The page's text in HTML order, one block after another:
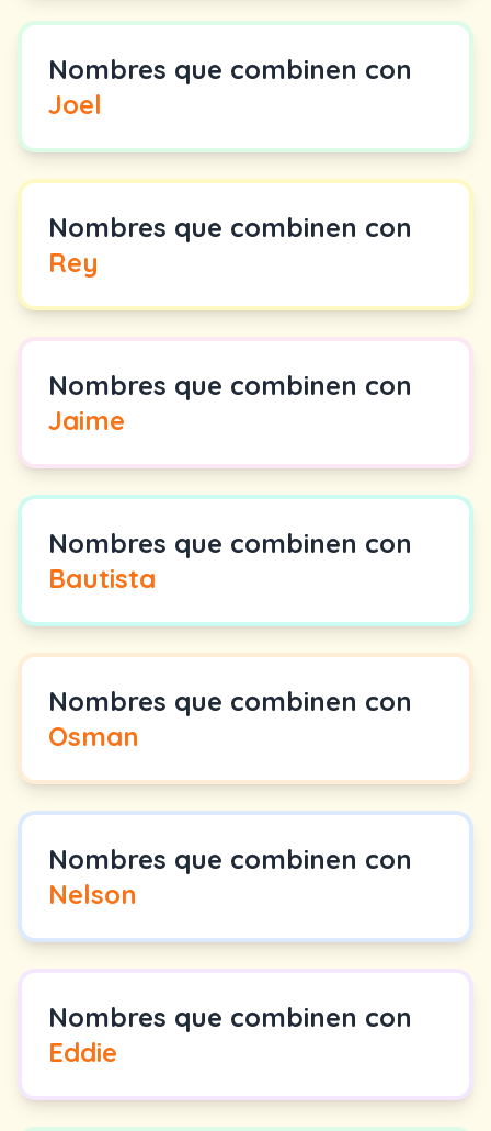
Nombres que combinen con
Joel
Nombres que combinen con
Rey
Nombres que combinen con
Jaime
Nombres que combinen con
Bautista
Nombres que combinen con
Osman
Nombres que combinen con
Nelson
Nombres que combinen con
Eddie